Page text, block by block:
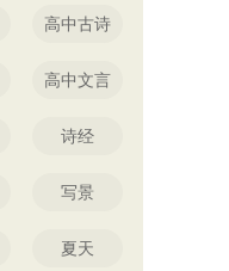
高中古诗
高中文言
诗经
写景
夏天